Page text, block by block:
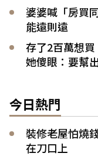
婆婆喊「房買
能遠則遠
存了2百萬想
她傻眼：要幫
今日熱門
裝修老屋怕燒
在刀口上